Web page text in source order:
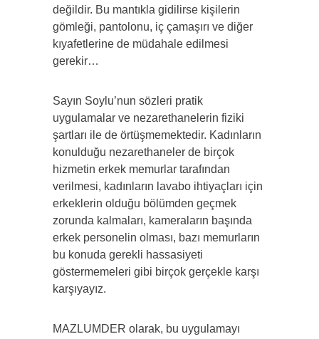
değildir. Bu mantıkla gidilirse kişilerin
gömleği, pantolonu, iç çamaşırı ve diğer
kıyafetlerine de müdahale edilmesi
gerekir…
Sayın Soylu’nun sözleri pratik
uygulamalar ve nezarethanelerin fiziki
şartları ile de örtüşmemektedir. Kadınların
konulduğu nezarethaneler de birçok
hizmetin erkek memurlar tarafından
verilmesi, kadınların lavabo ihtiyaçları için
erkeklerin olduğu bölümden geçmek
zorunda kalmaları, kameraların başında
erkek personelin olması, bazı memurların
bu konuda gerekli hassasiyeti
göstermemeleri gibi birçok gerçekle karşı
karşıyayız.
MAZLUMDER olarak, bu uygulamayı